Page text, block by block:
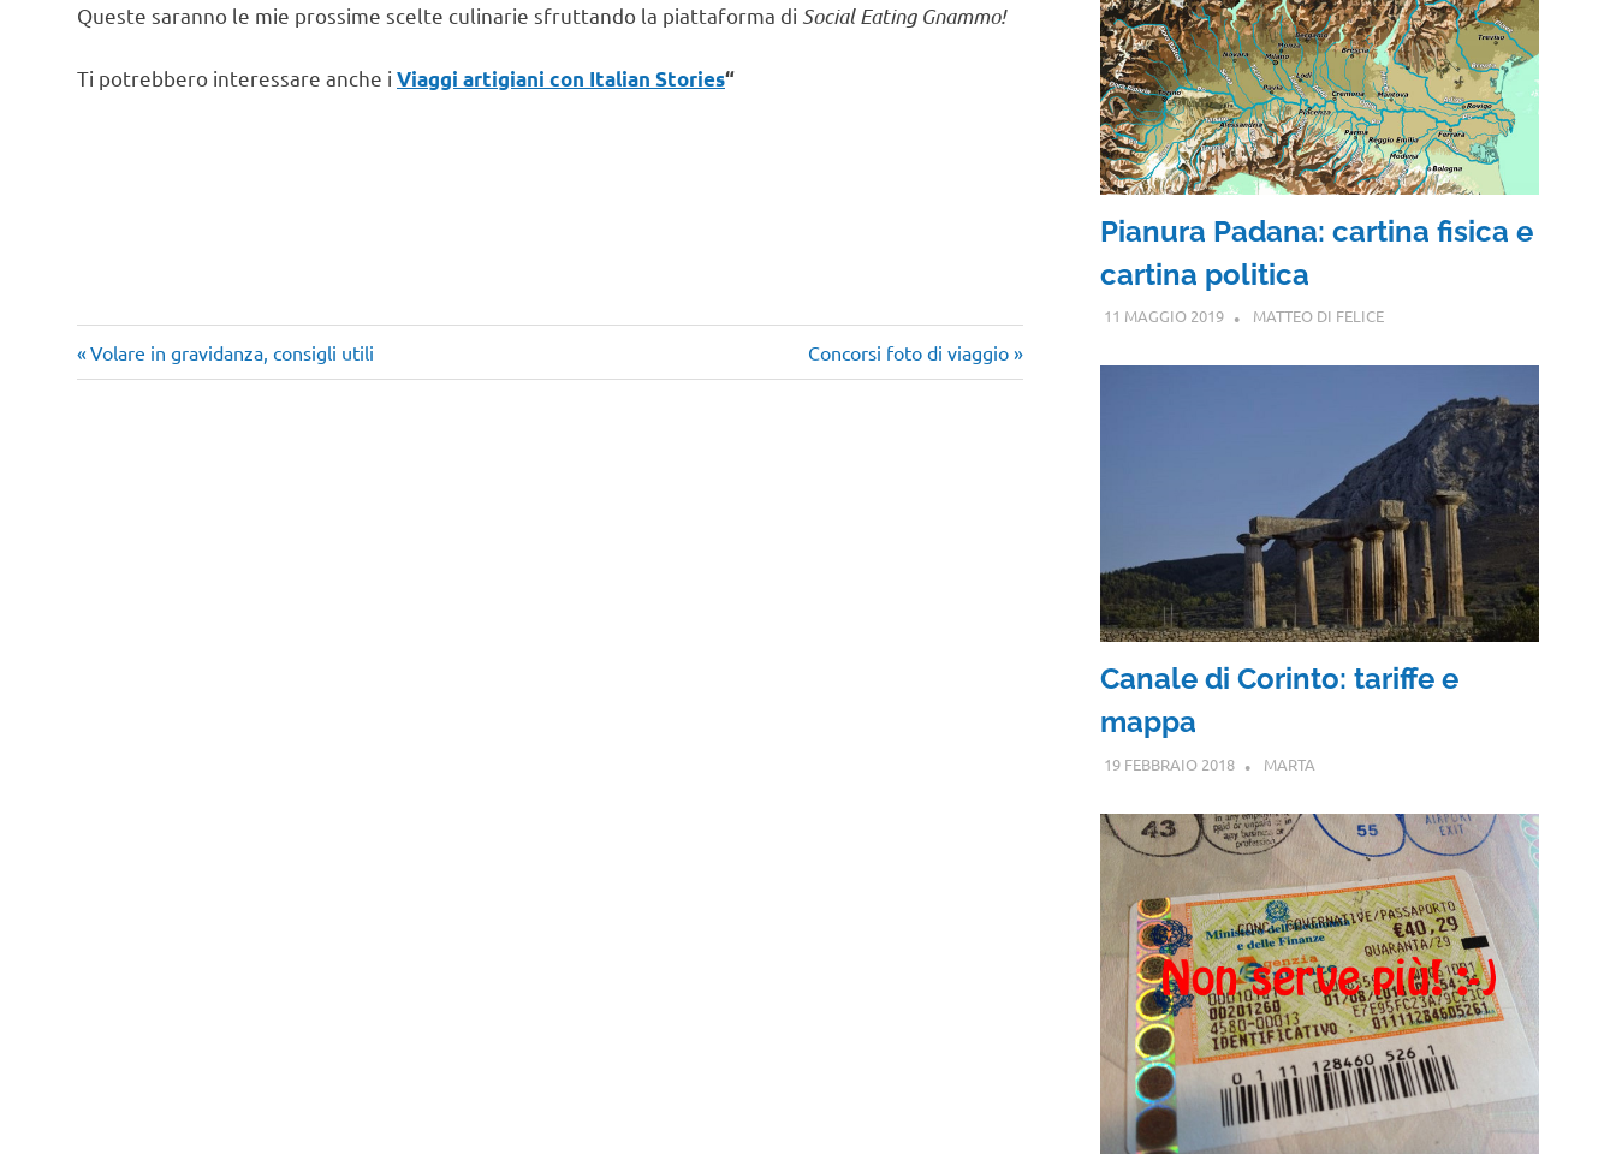
Queste saranno le mie prossime scelte culinarie sfruttando la piattaforma di Social Eating Gnammo!
Ti potrebbero interessare anche i Viaggi artigiani con Italian Stories“
Navigazione
Articolo
precedente:
Volare in gravidanza, consigli utili
Articolo
successivo:
Concorsi foto di viaggio
Pianura Padana: cartina fisica e
cartina politica
11 MAGGIO 2019 MATTEO DI FELICE
Canale di Corinto: tariffe e
mappa
19 FEBBRAIO 2018 MARTA